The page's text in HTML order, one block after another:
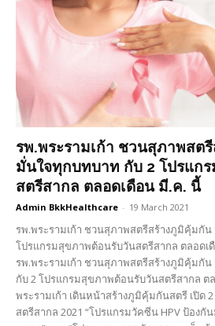
รพ.พระรามเก้า ชวนสุภาพสต
มั่นใจทุกบทบาท กับ 2 โปรแก
สตรีสากล ตลอดเดือน มี.ค. นี้
Admin BkkHealthcare - 19 March 2021
รพ.พระรามเก้า ชวนสุภาพสตรีสร้างภูมิคุ้มกั
โปรแกรมสุขภาพต้อนรับวันสตรีสากล ตลอดเ
รพ.พระรามเก้า ชวนสุภาพสตรีสร้างภูมิคุ้มกั
กับ 2 โปรแกรมสุขภาพต้อนรับวันสตรีสากล ต
พระรามเก้า เดินหน้าสร้างภูมิคุ้มกันสตรี เปิด
สตรีสากล 2021 “โปรแกรมวัคซีน HPV ป้องกัน